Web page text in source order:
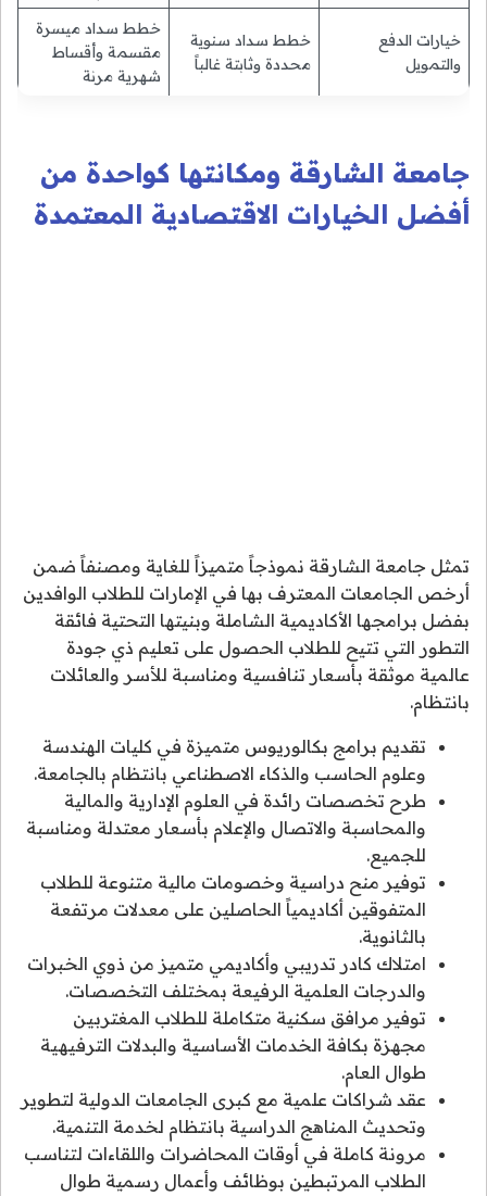
خيارات الدفع
والتمويل
خطط سداد سنوية
محددة وثابتة غالباً
خطط سداد ميسرة
مقسمة وأقساط
شهرية مرنة
جامعة الشارقة ومكانتها كواحدة من
أفضل الخيارات الاقتصادية المعتمدة
تمثل جامعة الشارقة نموذجاً متميزاً للغاية ومصنفاً ضمن
أرخص الجامعات المعترف بها في الإمارات للطلاب الوافدين
بفضل برامجها الأكاديمية الشاملة وبنيتها التحتية فائقة
التطور التي تتيح للطلاب الحصول على تعليم ذي جودة
عالمية موثقة بأسعار تنافسية ومناسبة للأسر والعائلات
بانتظام.
تقديم برامج بكالوريوس متميزة في كليات الهندسة
وعلوم الحاسب والذكاء الاصطناعي بانتظام بالجامعة.
طرح تخصصات رائدة في العلوم الإدارية والمالية
والمحاسبة والاتصال والإعلام بأسعار معتدلة ومناسبة
للجميع.
توفير منح دراسية وخصومات مالية متنوعة للطلاب
المتفوقين أكاديمياً الحاصلين على معدلات مرتفعة
بالثانوية.
امتلاك كادر تدريبي وأكاديمي متميز من ذوي الخبرات
والدرجات العلمية الرفيعة بمختلف التخصصات.
توفير مرافق سكنية متكاملة للطلاب المغتربين
مجهزة بكافة الخدمات الأساسية والبدلات الترفيهية
طوال العام.
عقد شراكات علمية مع كبرى الجامعات الدولية لتطوير
وتحديث المناهج الدراسية بانتظام لخدمة التنمية.
مرونة كاملة في أوقات المحاضرات واللقاءات لتناسب
الطلاب المرتبطين بوظائف وأعمال رسمية طوال